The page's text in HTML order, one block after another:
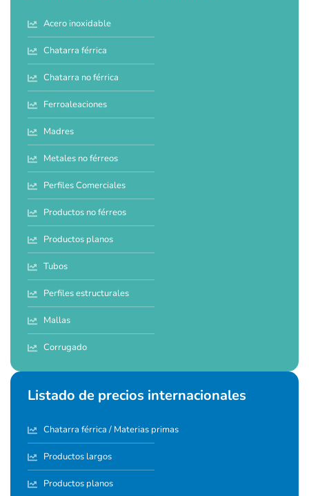
Acero inoxidable
Chatarra férrica
Chatarra no férrica
Ferroaleaciones
Madres
Metales no férreos
Perfiles Comerciales
Productos no férreos
Productos planos
Tubos
Perfiles estructurales
Mallas
Corrugado
Listado de precios internacionales
Chatarra férrica / Materias primas
Productos largos
Productos planos